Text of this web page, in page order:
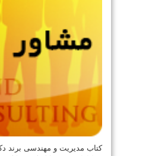
کتاب مدیریت و مهندسی برند